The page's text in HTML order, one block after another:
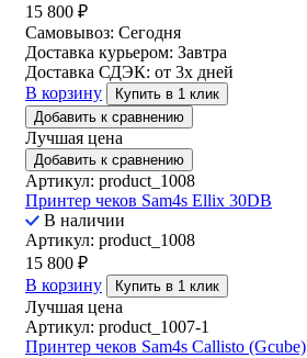
15 800 ₽
Самовывоз: Сегодня
Доставка курьером: Завтра
Доставка СДЭК: от 3х дней
В корзину
Купить в 1 клик
Добавить к сравнению
Лучшая цена
Добавить к сравнению
Артикул: product_1008
Принтер чеков Sam4s Ellix 30DB
В наличии
Артикул: product_1008
15 800 ₽
В корзину
Купить в 1 клик
Лучшая цена
Артикул: product_1007-1
Принтер чеков Sam4s Callisto (Gcube)